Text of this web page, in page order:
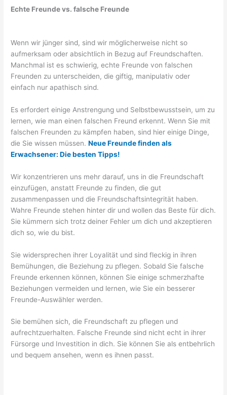
Echte Freunde vs. falsche Freunde
Wenn wir jünger sind, sind wir möglicherweise nicht so
aufmerksam oder absichtlich in Bezug auf Freundschaften.
Manchmal ist es schwierig, echte Freunde von falschen
Freunden zu unterscheiden, die giftig, manipulativ oder
einfach nur apathisch sind.
Es erfordert einige Anstrengung und Selbstbewusstsein, um zu
lernen, wie man einen falschen Freund erkennt. Wenn Sie mit
falschen Freunden zu kämpfen haben, sind hier einige Dinge,
die Sie wissen müssen.Neue Freunde finden als
Erwachsener: Die besten Tipps!
Wir konzentrieren uns mehr darauf, uns in die Freundschaft
einzufügen, anstatt Freunde zu finden, die gut
zusammenpassen und die Freundschaftsintegrität haben.
Wahre Freunde stehen hinter dir und wollen das Beste für dich.
Sie kümmern sich trotz deiner Fehler um dich und akzeptieren
dich so, wie du bist.
Sie widersprechen ihrer Loyalität und sind fleckig in ihren
Bemühungen, die Beziehung zu pflegen. Sobald Sie falsche
Freunde erkennen können, können Sie einige schmerzhafte
Beziehungen vermeiden und lernen, wie Sie ein besserer
Freunde-Auswähler werden.
Sie bemühen sich, die Freundschaft zu pflegen und
aufrechtzuerhalten. Falsche Freunde sind nicht echt in ihrer
Fürsorge und Investition in dich. Sie können Sie als entbehrlich
und bequem ansehen, wenn es ihnen passt.